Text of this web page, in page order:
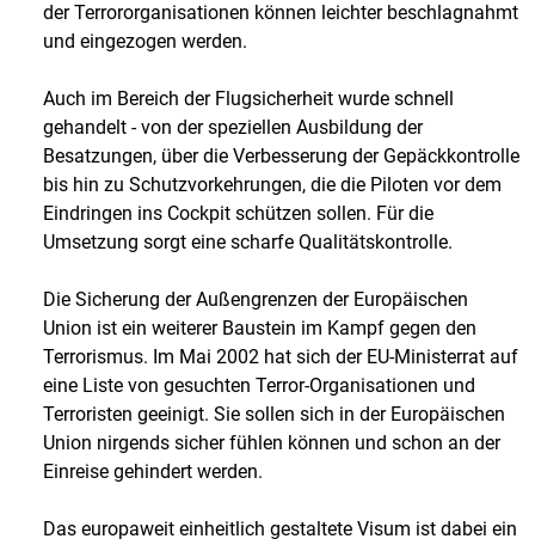
der Terrororganisationen können leichter beschlagnahmt
und eingezogen werden.
Auch im Bereich der Flugsicherheit wurde schnell
gehandelt - von der speziellen Ausbildung der
Besatzungen, über die Verbesserung der Gepäckkontrolle
bis hin zu Schutzvorkehrungen, die die Piloten vor dem
Eindringen ins Cockpit schützen sollen. Für die
Umsetzung sorgt eine scharfe Qualitätskontrolle.
Die Sicherung der Außengrenzen der Europäischen
Union ist ein weiterer Baustein im Kampf gegen den
Terrorismus. Im Mai 2002 hat sich der EU-Ministerrat auf
eine Liste von gesuchten Terror-Organisationen und
Terroristen geeinigt. Sie sollen sich in der Europäischen
Union nirgends sicher fühlen können und schon an der
Einreise gehindert werden.
Das europaweit einheitlich gestaltete Visum ist dabei ein